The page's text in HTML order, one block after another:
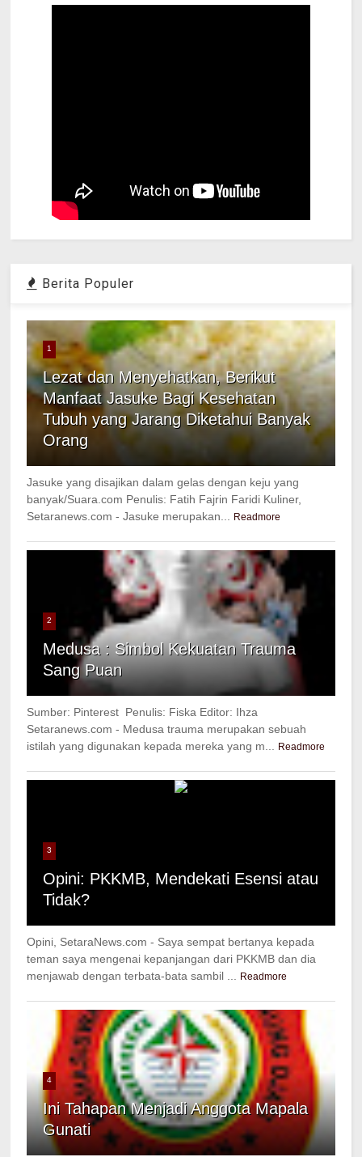
Berita Populer
1
Lezat dan Menyehatkan, Berikut
Manfaat Jasuke Bagi Kesehatan
Tubuh yang Jarang Diketahui Banyak
Orang
Jasuke yang disajikan dalam gelas dengan keju yang
banyak/Suara.com Penulis: Fatih Fajrin Faridi Kuliner,
Setaranews.com - Jasuke merupakan...
Readmore
2
Medusa : Simbol Kekuatan Trauma
Sang Puan
Sumber: Pinterest Penulis: Fiska Editor: Ihza
Setaranews.com - Medusa trauma merupakan sebuah
istilah yang digunakan kepada mereka yang m...
Readmore
3
Opini: PKKMB, Mendekati Esensi atau
Tidak?
Opini, SetaraNews.com - Saya sempat bertanya kepada
teman saya mengenai kepanjangan dari PKKMB dan dia
menjawab dengan terbata-bata sambil ...
Readmore
4
Ini Tahapan Menjadi Anggota Mapala
Gunati